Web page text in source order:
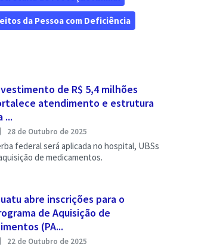
da Pessoa com Deficiência
de R$ 5,4 milhões
atendimento e estrutura
...
28 de Outubro de 2025
federal será aplicada no hospital, UBSs
de medicamentos.
abre inscrições para o
de Aquisição de
(PA...
22 de Outubro de 2025